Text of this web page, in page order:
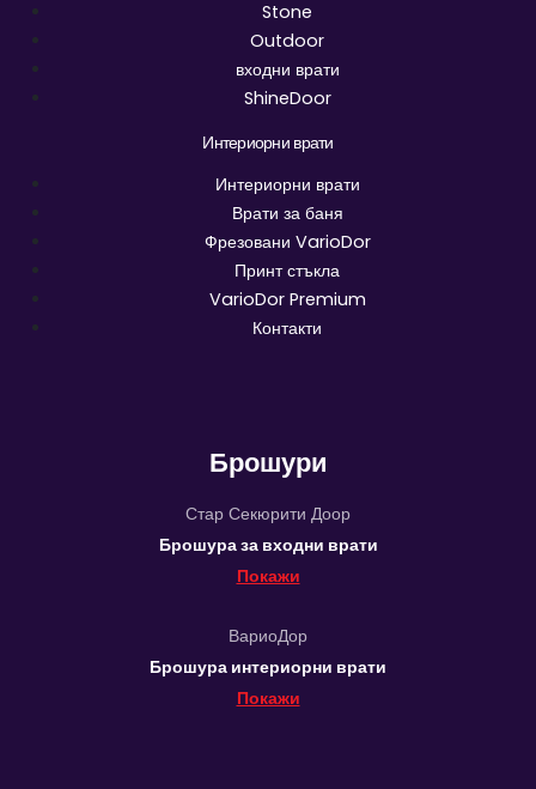
Stone
Outdoor
входни врати
ShineDoor
Интериорни врати
Интериорни врати
Врати за баня
Фрезовани VarioDor
Принт стъкла
VarioDor Premium
Контакти
Брошури
Стар Секюрити Доор
Брошура за входни врати
Покажи
ВариоДор
Брошура интериорни врати
Покажи